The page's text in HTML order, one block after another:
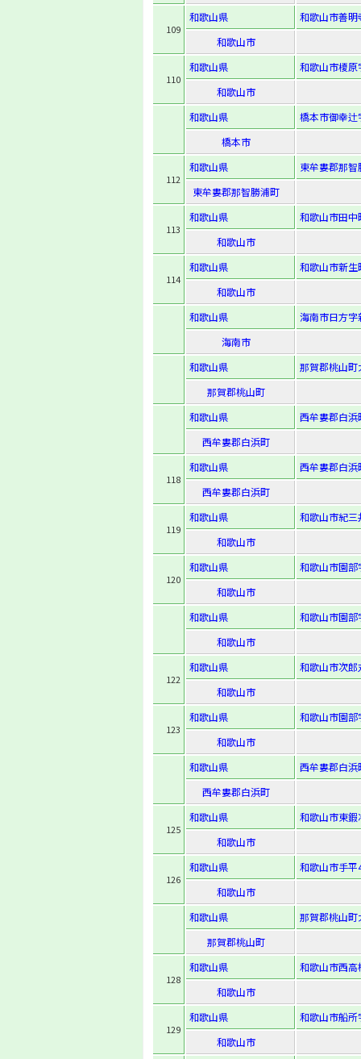
109
和歌山県
和歌山市善
和歌山市
110
和歌山県
和歌山市榎
和歌山市
和歌山県
橋本市御幸
橋本市
112
和歌山県
東牟婁郡那
東牟婁郡那智勝浦町
113
和歌山県
和歌山市田
和歌山市
114
和歌山県
和歌山市新
和歌山市
和歌山県
海南市日方
海南市
和歌山県
那賀郡桃山
那賀郡桃山町
和歌山県
西牟婁郡白
西牟婁郡白浜町
118
和歌山県
西牟婁郡白
西牟婁郡白浜町
119
和歌山県
和歌山市紀
和歌山市
120
和歌山県
和歌山市園
和歌山市
和歌山県
和歌山市園
和歌山市
122
和歌山県
和歌山市次
和歌山市
123
和歌山県
和歌山市園
和歌山市
和歌山県
西牟婁郡白
西牟婁郡白浜町
125
和歌山県
和歌山市東
和歌山市
126
和歌山県
和歌山市手
和歌山市
和歌山県
那賀郡桃山
那賀郡桃山町
128
和歌山県
和歌山市西
和歌山市
129
和歌山県
和歌山市船
和歌山市